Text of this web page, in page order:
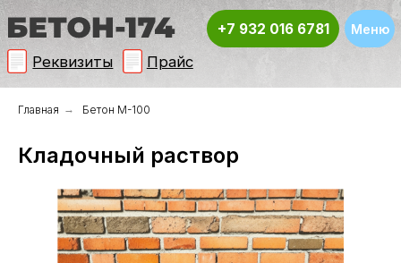
+7 932 016 6781
Реквизиты
Главная → Бетон М-100
Кладочный раствор